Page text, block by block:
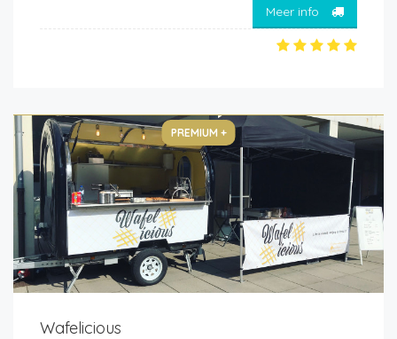
Meer info
PREMIUM +
Wafelicious